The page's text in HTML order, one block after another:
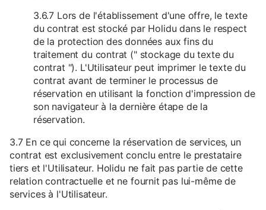
3.6.7 Lors de l'établissement d'une offre, le texte
du contrat est stocké par Holidu dans le respect
de la protection des données aux fins du
traitement du contrat (" stockage du texte du
contrat "). L'Utilisateur peut imprimer le texte du
contrat avant de terminer le processus de
réservation en utilisant la fonction d'impression de
son navigateur à la dernière étape de la
réservation.
3.7 En ce qui concerne la réservation de services, un
contrat est exclusivement conclu entre le prestataire
tiers et l'Utilisateur. Holidu ne fait pas partie de cette
relation contractuelle et ne fournit pas lui-même de
services à l'Utilisateur.